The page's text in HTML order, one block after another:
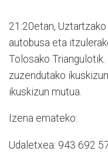
21:20etan,
autobusa eta
Tolosako
zuzendutako
ikuskizun mutua.
Izena emateko:
Udaletxea: 943 692